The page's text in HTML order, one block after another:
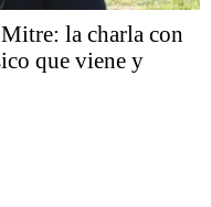
la charla con
que viene y